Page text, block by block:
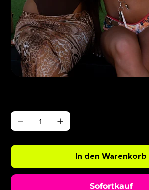
In den Warenkorb
Sofortkauf